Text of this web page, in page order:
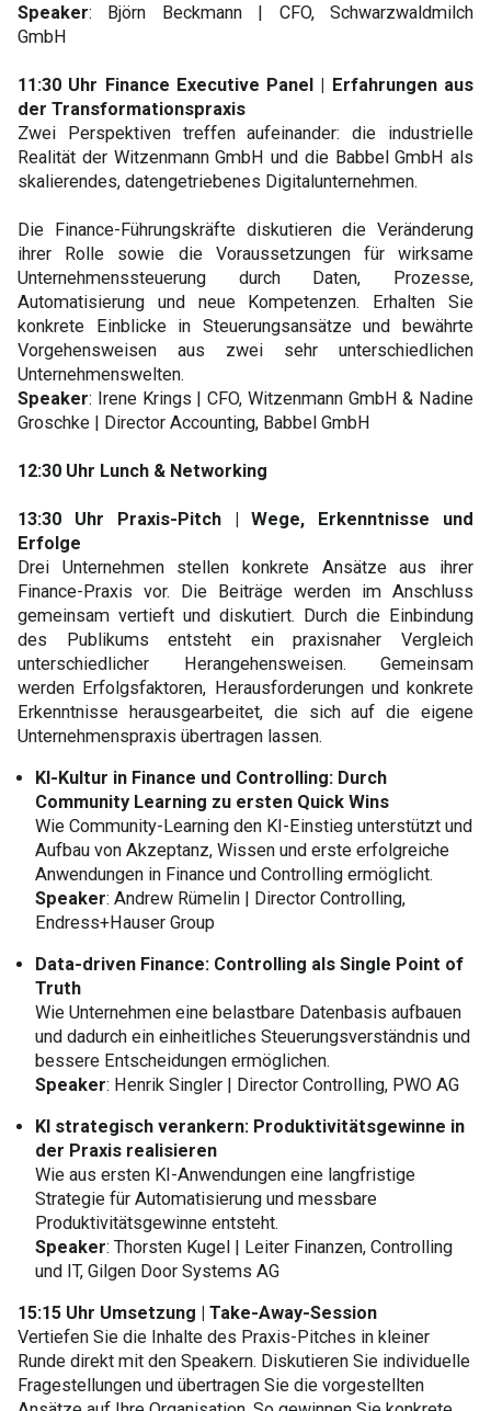
Speaker: Björn Beckmann | CFO, Schwarzwaldmilch
GmbH
11:30 Uhr Finance Executive Panel | Erfahrungen aus
der Transformationspraxis
Zwei Perspektiven treffen aufeinander: die industrielle
Realität der Witzenmann GmbH und die Babbel GmbH als
skalierendes, datengetriebenes Digitalunternehmen.
Die Finance-Führungskräfte diskutieren die Veränderung
ihrer Rolle sowie die Voraussetzungen für wirksame
Unternehmenssteuerung durch Daten, Prozesse,
Automatisierung und neue Kompetenzen. Erhalten Sie
konkrete Einblicke in Steuerungsansätze und bewährte
Vorgehensweisen aus zwei sehr unterschiedlichen
Unternehmenswelten.
Speaker: Irene Krings | CFO, Witzenmann GmbH & Nadine
Groschke | Director Accounting, Babbel GmbH
12:30 Uhr Lunch & Networking
13:30 Uhr Praxis-Pitch |Wege, Erkenntnisse und
Erfolge
Drei Unternehmen stellen konkrete Ansätze aus ihrer
Finance-Praxis vor. Die Beiträge werden im Anschluss
gemeinsam vertieft und diskutiert. Durch die Einbindung
des Publikums entsteht ein praxisnaher Vergleich
unterschiedlicher Herangehensweisen. Gemeinsam
werden Erfolgsfaktoren, Herausforderungen und konkrete
Erkenntnisse herausgearbeitet, die sich auf die eigene
Unternehmenspraxis übertragen lassen.
KI-Kultur in Finance und Controlling: Durch
Community Learning zu ersten Quick Wins
Wie Community-Learning den KI-Einstieg unterstützt und
Aufbau von Akzeptanz, Wissen und erste erfolgreiche
Anwendungen in Finance und Controlling ermöglicht.
Speaker: Andrew Rümelin | Director Controlling,
Endress+Hauser Group
Data-driven Finance: Controlling als Single Point of
Truth
Wie Unternehmen eine belastbare Datenbasis aufbauen
und dadurch ein einheitliches Steuerungsverständnis und
bessere Entscheidungen ermöglichen.
Speaker: Henrik Singler | Director Controlling, PWO AG
KI strategisch verankern: Produktivitätsgewinne in
der Praxis realisieren
Wie aus ersten KI-Anwendungen eine langfristige
Strategie für Automatisierung und messbare
Produktivitätsgewinne entsteht.
Speaker: Thorsten Kugel | Leiter Finanzen, Controlling
und IT, Gilgen Door Systems AG
15:15 Uhr Umsetzung
Take-Away-Session
Vertiefen Sie die Inhalte des Praxis-Pitches in kleiner
Runde direkt mit den Speakern. Diskutieren Sie individuelle
Fragestellungen und übertragen Sie die vorgestellten